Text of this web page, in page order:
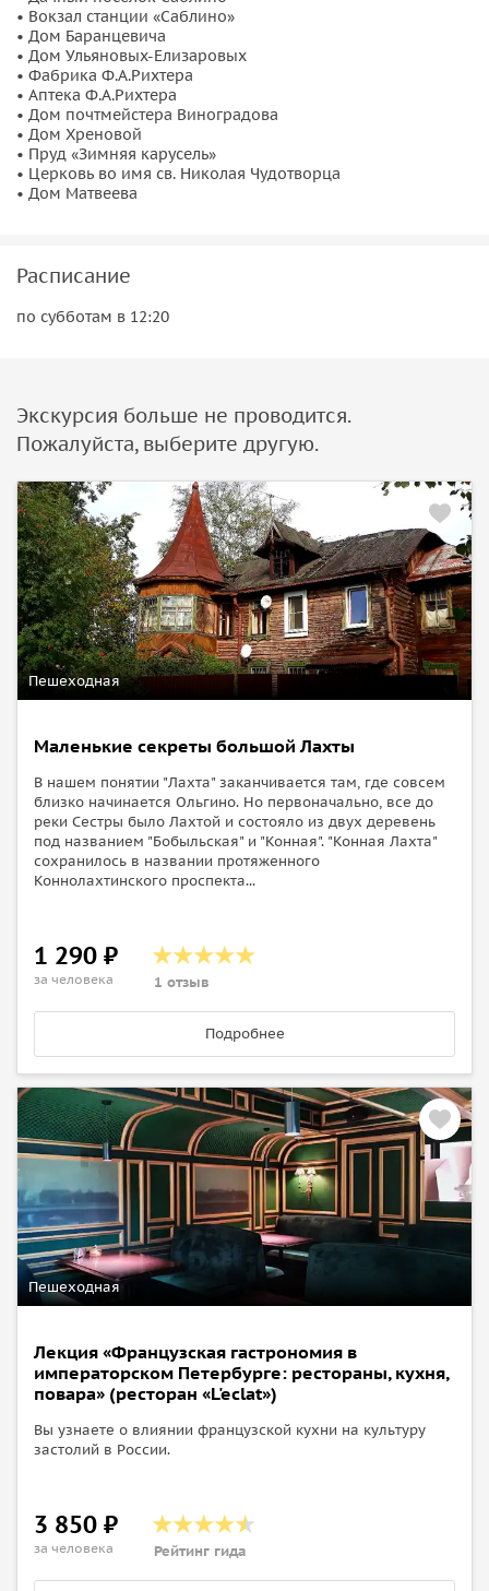
• Вокзал станции «Саблино»
• Дом Баранцевича
• Дом Ульяновых-Елизаровых
• Фабрика Ф.А.Рихтера
• Аптека Ф.А.Рихтера
• Дом почтмейстера Виноградова
• Дом Хреновой
• Пруд «Зимняя карусель»
• Церковь во имя св. Николая Чудотворца
• Дом Матвеева
Расписание
по субботам в 12:20
Экскурсия больше не проводится.
Пожалуйста, выберите другую.
Пешеходная
Маленькие секреты большой Лахты
В нашем понятии "Лахта" заканчивается там, где совсем
близко начинается Ольгино. Но первоначально, все до
реки Сестры было Лахтой и состояло из двух деревень
под названием "Бобыльская" и "Конная". "Конная Лахта"
сохранилось в названии протяженного
Коннолахтинского проспекта...
1 290 ₽
за человека 1 отзыв
Подробнее
Пешеходная
Лекция «Французская гастрономия в
императорском Петербурге: рестораны, кухня,
повара» (ресторан «L'eclat»)
Вы узнаете о влиянии французской кухни на культуру
застолий в России.
3 850 ₽
за человека Рейтинг гида